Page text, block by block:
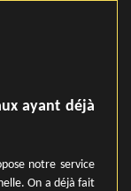
ayant déjà
notre service
On a déjà fait